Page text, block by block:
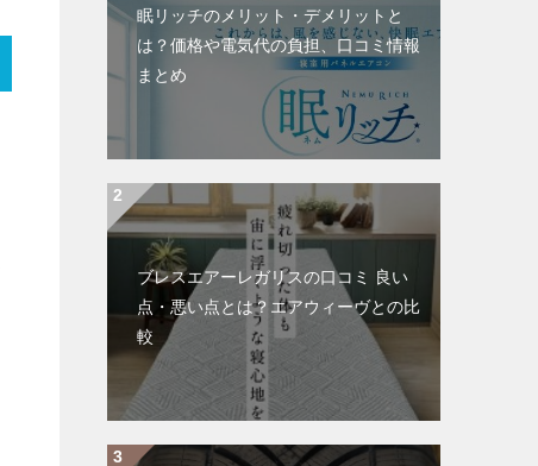
眠リッチのメリット・デメリットと
は？価格や電気代の負担、口コミ情報
まとめ
ブレスエアーレガリスの口コミ 良い
点・悪い点とは？エアウィーヴとの比
較